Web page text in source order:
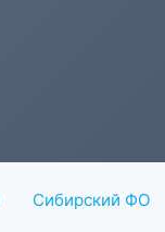
Сибирский ФО